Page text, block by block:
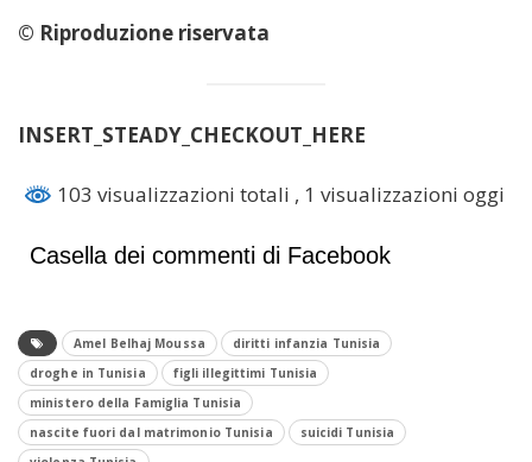
© Riproduzione riservata
INSERT_STEADY_CHECKOUT_HERE
103 visualizzazioni totali , 1 visualizzazioni oggi
Casella dei commenti di Facebook
Amel Belhaj Moussa
diritti infanzia Tunisia
droghe in Tunisia
figli illegittimi Tunisia
ministero della Famiglia Tunisia
nascite fuori dal matrimonio Tunisia
suicidi Tunisia